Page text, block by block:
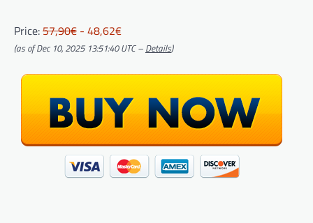
Price:57,90€ - 48,62€
(as of Dec 10, 2025 13:51:40 UTC – Details)